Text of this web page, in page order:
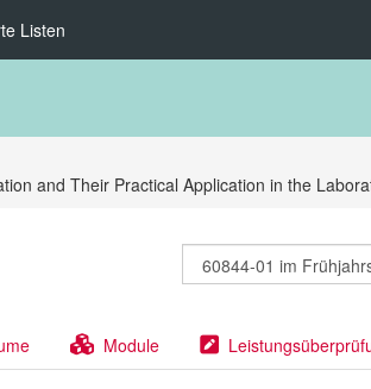
Listen
and Their Practical Application in the
Module